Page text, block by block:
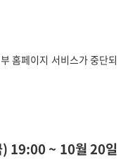
홈페이지 서비스가 중단되
19:00 ~ 10월 20일